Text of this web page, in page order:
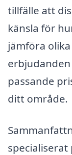
tillfälle att
känsla för
jämföra
passande
ditt område.